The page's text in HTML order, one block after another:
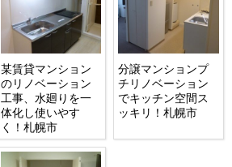
某賃貸マンション
のリノベーション
工事、水廻りを一
体化し使いやす
く！札幌市
分譲マンションプ
チリノベーション
でキッチン空間ス
ッキリ！札幌市